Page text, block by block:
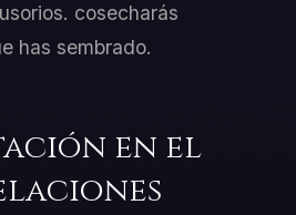
cosecharás
has sembrado.
en el